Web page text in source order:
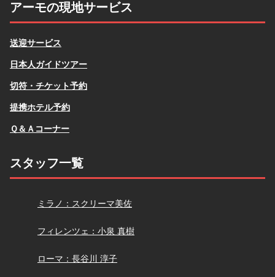
アーモの現地サービス
送迎サービス
日本人ガイドツアー
切符・チケット予約
提携ホテル予約
Ｑ＆Ａコーナー
スタッフ一覧
スクリーマ
ミラノ：スクリーマ美佐
小泉
フィレンツェ：小泉 真樹
長谷川
ローマ：長谷川 淳子